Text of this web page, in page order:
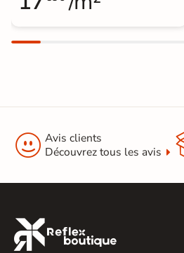
 Avis clients
Découvrez tous les avis
